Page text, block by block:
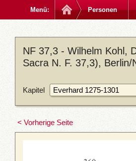
Menü: Personen
NF 37,3 - Wilhelm Kohl,
Sacra N. F. 37,3), Berlin/
Kapitel
< Vorherige Seite